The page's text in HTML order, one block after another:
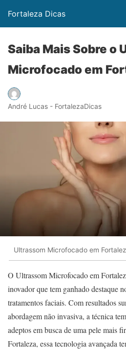
Fortaleza Dicas
Saiba Mais Sobre o
Microfocado em
André Lucas - FortalezaDicas
Ultrassom Microfocado em
O Ultrassom Microfocado em
inovador que tem ganhado destaque
tratamentos faciais. Com resultados
abordagem não invasiva, a técnica
adeptos em busca de uma pele mais
Fortaleza, essa tecnologia avançada